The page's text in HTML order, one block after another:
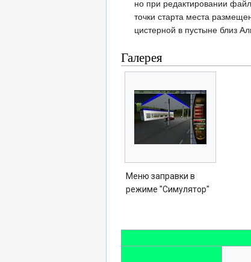
но при редактировании
точки старта места
цистерной в пустыне близ
Галерея
Меню заправки в
режиме "Симулятор"